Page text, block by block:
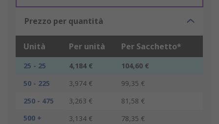
Prezzo per quantità
Unità Per unità Per Sacchetto*
25 - 25 4,184 €
104,60 €
50 - 225
3,974 €
99,35 €
250 - 475
3,263 €
81,58 €
500 +
3,134 € 78,35 €